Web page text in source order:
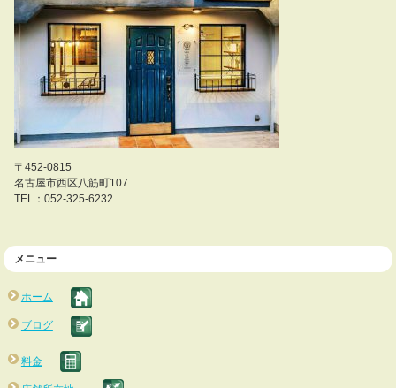
〒452-0815
名古屋市西区八筋町107
TEL：052-325-6232
メニュー
ホーム
ブログ
料金